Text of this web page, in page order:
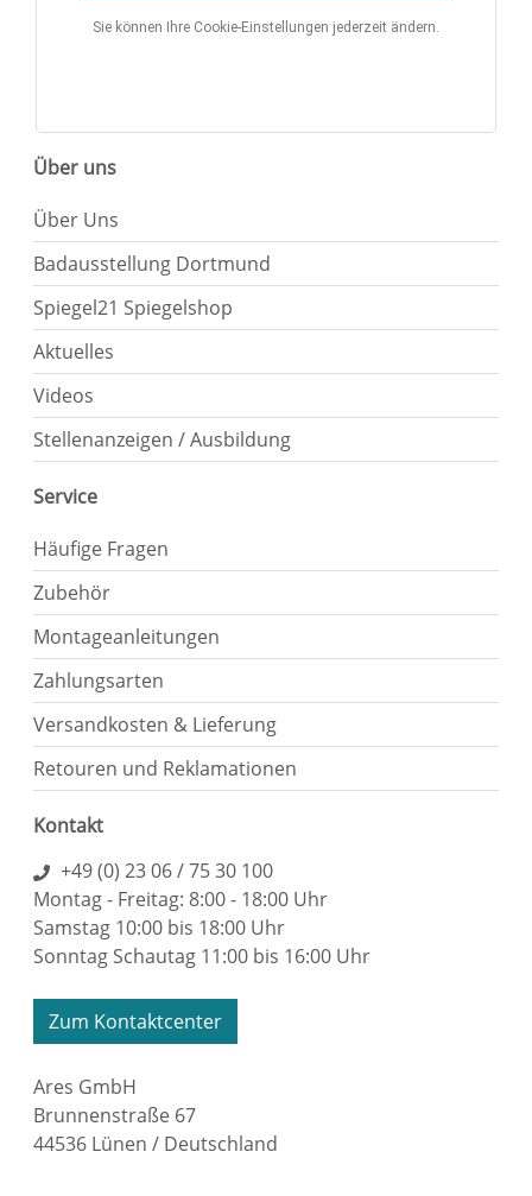
Sie können Ihre Cookie-Einstellungen jederzeit ändern.
Über uns
Über Uns
Badausstellung Dortmund
Spiegel21 Spiegelshop
Aktuelles
Videos
Stellenanzeigen / Ausbildung
Service
Häufige Fragen
Zubehör
Montageanleitungen
Zahlungsarten
Versandkosten & Lieferung
Retouren und Reklamationen
Kontakt
+49 (0) 23 06 / 75 30 100
Montag - Freitag: 8:00 - 18:00 Uhr
Samstag 10:00 bis 18:00 Uhr
Sonntag Schautag 11:00 bis 16:00 Uhr
Zum Kontaktcenter
Ares GmbH
Brunnenstraße 67
44536 Lünen / Deutschland